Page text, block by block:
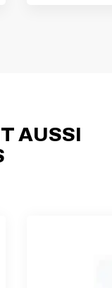
AUSSI